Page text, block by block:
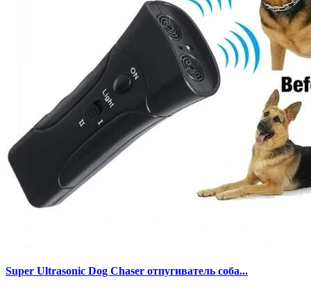
Super Ultrasonic Dog Chaser отпугиватель соба...